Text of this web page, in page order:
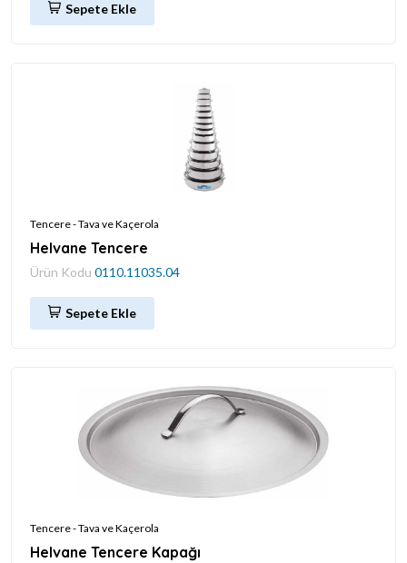
Sepete Ekle
Tencere - Tava ve Kaçerola
Helvane Tencere
Ürün Kodu 0110.11035.04
Sepete Ekle
Tencere - Tava ve Kaçerola
Helvane Tencere Kapağı